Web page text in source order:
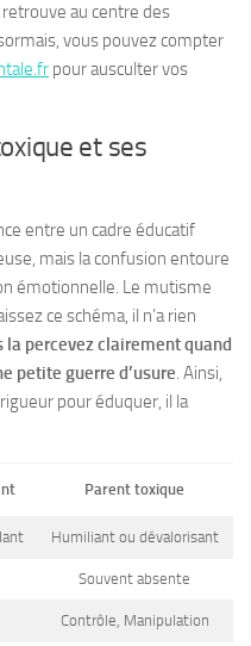
retrouve au centre des
vous pouvez compter
pour ausculter vos
et ses
entre un cadre éducatif
mais la confusion entoure
émotionnelle. Le mutisme
ce schéma, il n’a rien
la percevez clairement quand
petite guerre d’usure. Ainsi,
pour éduquer, il la
Parent toxique
Humiliant ou dévalorisant
Souvent absente
Contrôle, Manipulation